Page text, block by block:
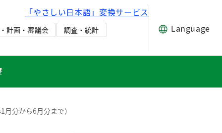
「やさしい日本語」変換サービス
計画・審議会
調査・統計
Language
分から6月分まで）